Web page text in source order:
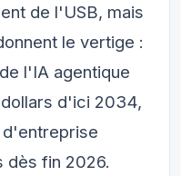
de l'USB, mais
le vertige :
l'IA agentique
d'ici 2034,
dès fin 2026.